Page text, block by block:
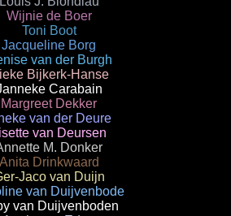
Wijnie de Boer
Toni Boot
Jacqueline Borg
van der Burgh
Bijkerk-Hanse
Carabain
Margreet Dekker
van der Deure
van Deursen
M. Donker
Anita Drinkwaard
Jaco van Duijn
van Duijvenbode
van Duijvenboden